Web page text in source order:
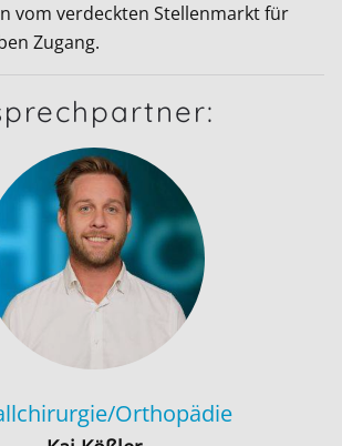
vom verdeckten Stellenmarkt für
Zugang.
Orthopädie